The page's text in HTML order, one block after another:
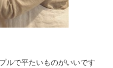
ルで平たいものがいいです